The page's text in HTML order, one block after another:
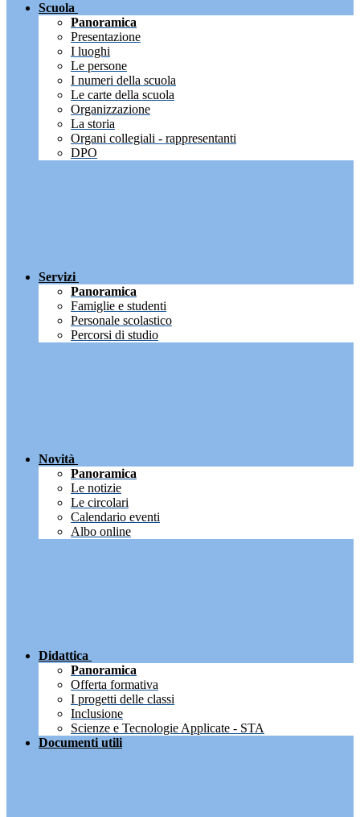
Scuola
Panoramica
Presentazione
I luoghi
Le persone
I numeri della scuola
Le carte della scuola
Organizzazione
La storia
Organi collegiali - rappresentanti
DPO
Servizi
Panoramica
Famiglie e studenti
Personale scolastico
Percorsi di studio
Novità
Panoramica
Le notizie
Le circolari
Calendario eventi
Albo online
Didattica
Panoramica
Offerta formativa
I progetti delle classi
Inclusione
Scienze e Tecnologie Applicate - STA
Documenti utili